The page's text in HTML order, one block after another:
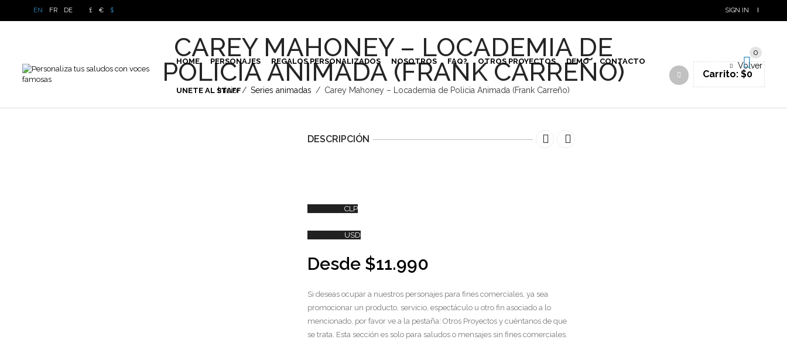
EN FR DE £ € $ SIGN IN
HOME PERSONAJES REGALOS PERSONALIZADOS NOSOTROS FAQ? OTROS PROYECTOS DEMO CONTACTO
UNETE AL STAFF
0
Carrito: $0
CAREY MAHONEY – LOCADEMIA DE
POLICIA ANIMADA (FRANK CARREÑO)
Inicio / Series animadas / Carey Mahoney – Locademia de Policia Animada (Frank Carreño)
Volver
DESCRIPCIÓN
CLP
USD
Desde $11.990
Si deseas ocupar a nuestros personajes para fines comerciales, ya sea
promocionar un producto, servicio, espectáculo u otro fin asociado a lo
mencionado, por favor ve a la pestaña: Otros Proyectos y cuéntanos de que
se trata. Esta sección es solo para saludos o mensajes sin fines comerciales.